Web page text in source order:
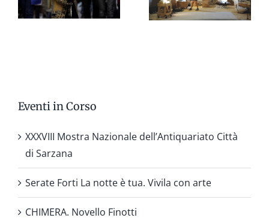
Eventi in Corso
XXXVIII Mostra Nazionale dell’Antiquariato Città
di Sarzana
Serate Forti La notte è tua. Vivila con arte
CHIMERA. Novello Finotti